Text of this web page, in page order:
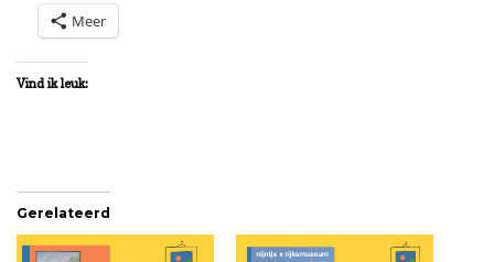
Meer
Vind ik leuk:
Gerelateerd